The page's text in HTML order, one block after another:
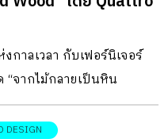
กาลเวลา กับเฟอร์นิเจอร์
จากไม้กลายเป็นหิน
DESIGN